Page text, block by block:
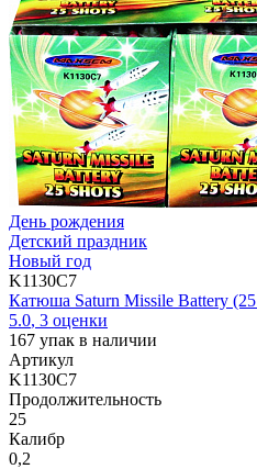
День рождения
Детский праздник
Новый год
K1130C7
Катюша Saturn Missile Battery
5.0, 3 оценки
167 упак в наличии
Артикул
K1130C7
Продолжительность
25
Калибр
0,2